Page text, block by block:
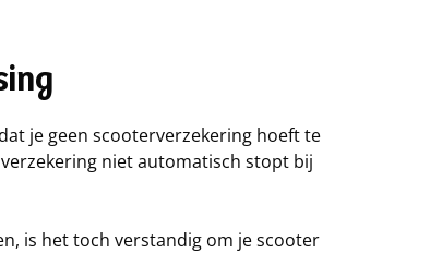
je geen scooterverzekering hoeft te
niet automatisch stopt bij
is het toch verstandig om je scooter